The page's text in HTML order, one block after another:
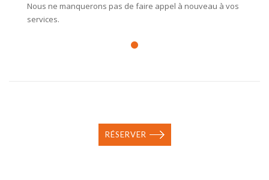
Nous ne manquerons pas de faire appel à nouveau à vos
services.
RÉSERVER